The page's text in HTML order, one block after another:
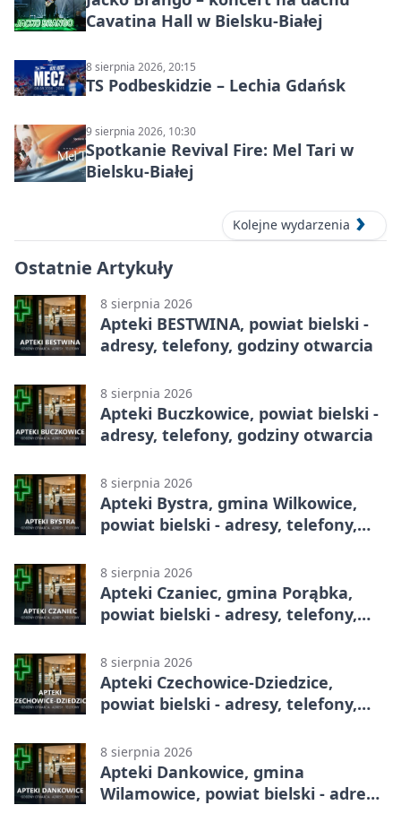
Cavatina Hall w Bielsku-Białej
8 sierpnia 2026, 20:15
TS Podbeskidzie – Lechia Gdańsk
9 sierpnia 2026, 10:30
Spotkanie Revival Fire: Mel Tari w
Bielsku-Białej
Kolejne wydarzenia
Ostatnie Artykuły
8 sierpnia 2026
Apteki BESTWINA, powiat bielski -
adresy, telefony, godziny otwarcia
8 sierpnia 2026
Apteki Buczkowice, powiat bielski -
adresy, telefony, godziny otwarcia
8 sierpnia 2026
Apteki Bystra, gmina Wilkowice,
powiat bielski - adresy, telefony,
8 sierpnia 2026
Apteki Czaniec, gmina Porąbka,
powiat bielski - adresy, telefony,
8 sierpnia 2026
Apteki Czechowice-Dziedzice,
powiat bielski - adresy, telefony,
8 sierpnia 2026
Apteki Dankowice, gmina
Wilamowice, powiat bielski - adresy,